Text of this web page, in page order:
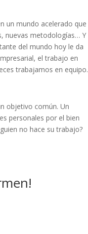
un mundo acelerado que
nuevas metodologías… Y
del mundo hoy le da
el trabajo en
trabajamos en equipo.
objetivo común. Un
personales por el bien
no hace su trabajo?